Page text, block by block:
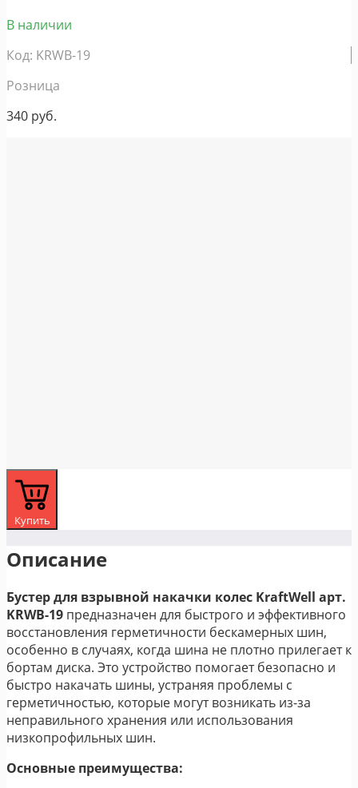
В наличии
Код: KRWB-19
Розница
340 руб.
Купить
Описание
Бустер для взрывной накачки колес KraftWell арт.
KRWB-19 предназначен для быстрого и эффективного
восстановления герметичности бескамерных шин,
особенно в случаях, когда шина не плотно прилегает к
бортам диска. Это устройство помогает безопасно и
быстро накачать шины, устраняя проблемы с
герметичностью, которые могут возникать из-за
неправильного хранения или использования
низкопрофильных шин.
Основные преимущества: